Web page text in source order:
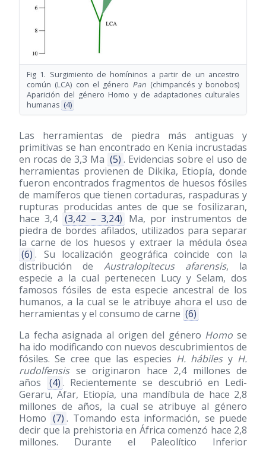
Fig 1. Surgimiento de homíninos a partir de un ancestro
común (LCA) con el género Pan (chimpancés y bonobos)
Aparición del género Homo y de adaptaciones culturales
humanas (4)
Las herramientas de piedra más antiguas y
primitivas se han encontrado en Kenia incrustadas
en rocas de 3,3 Ma (5) . Evidencias sobre el uso de
herramientas provienen de Dikika, Etiopía, donde
fueron encontrados fragmentos de huesos fósiles
de mamíferos que tienen cortaduras, raspaduras y
rupturas producidas antes de que se fosilizaran,
hace 3,4 (3,42 – 3,24) Ma, por instrumentos de
piedra de bordes afilados, utilizados para separar
la carne de los huesos y extraer la médula ósea
(6) . Su localización geográfica coincide con la
distribución de Australopitecus afarensis, la
especie a la cual pertenecen Lucy y Selam, dos
famosos fósiles de esta especie ancestral de los
humanos, a la cual se le atribuye ahora el uso de
herramientas y el consumo de carne (6)
La fecha asignada al origen del género Homo se
ha ido modificando con nuevos descubrimientos de
fósiles. Se cree que las especies H. hábilesy H.
rudolfensisse originaron hace 2,4 millones de
años
(4) . Recientemente se descubrió en Ledi-
Geraru, Afar, Etiopía, una mandíbula de hace 2,8
millones de años, la cual se atribuye al género
Homo (7) . Tomando esta información, se puede
decir que la prehistoria en África comenzó hace 2,8
millones. Durante el Paleolítico Inferior